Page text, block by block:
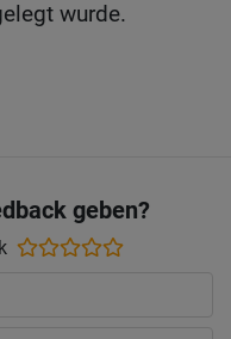
wurde.
geben?